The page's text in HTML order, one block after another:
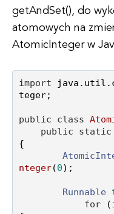
getAndSet(), do
atomowych na
AtomicInteger w
import
teger;
public class
public
static
{
nteger(0);
Runnable
for (